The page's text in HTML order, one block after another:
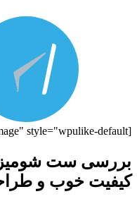
[wp_ulike button_type="image" style="wpulike-default"]
بررسی ست شومیز و
کیفیت خوب و